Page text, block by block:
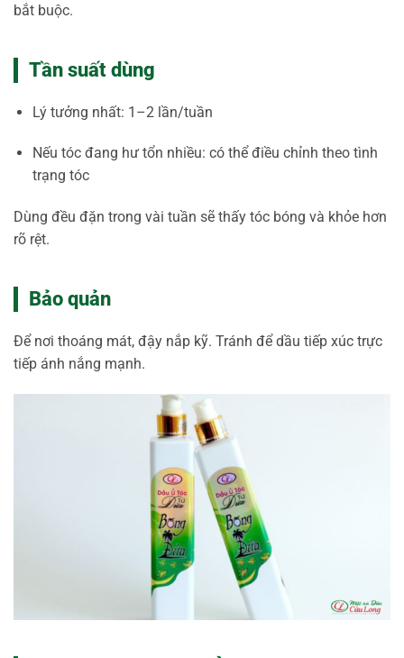
bắt buộc.
Tần suất dùng
Lý tưởng nhất: 1–2 lần/tuần
Nếu tóc đang hư tổn nhiều: có thể điều chỉnh theo tình
trạng tóc
Dùng đều đặn trong vài tuần sẽ thấy tóc bóng và khỏe hơn
rõ rệt.
Bảo quản
Để nơi thoáng mát, đậy nắp kỹ. Tránh để dầu tiếp xúc trực
tiếp ánh nắng mạnh.